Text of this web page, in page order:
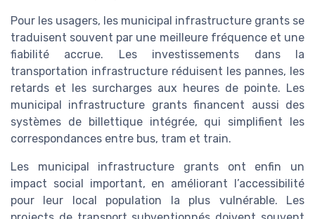
Pour les usagers, les municipal infrastructure grants se
traduisent souvent par une meilleure fréquence et une
fiabilité accrue. Les investissements dans la
transportation infrastructure réduisent les pannes, les
retards et les surcharges aux heures de pointe. Les
municipal infrastructure grants financent aussi des
systèmes de billettique intégrée, qui simplifient les
correspondances entre bus, tram et train.
Les municipal infrastructure grants ont enfin un
impact social important, en améliorant l’accessibilité
pour leur local population la plus vulnérable. Les